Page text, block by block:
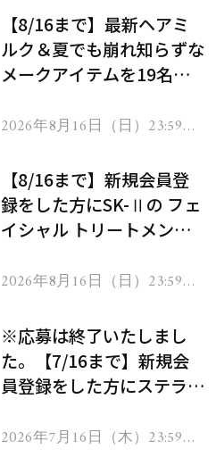
【8/16まで】最新ヘアミ
ルク＆夏でも崩れ知らずな
メークアイテムを19名様
2026年8月16日（日）23:59ま
【8/16まで】新規会員登
録をした方にSK-Ⅱの フェ
イシャル トリートメント
2026年8月16日（日）23:59ま
※応募は終了いたしまし
た。【7/16まで】新規会
員登録をした方にステラボ
ヘアドライヤー ジュエル
2026年7月16日（木）23:59ま